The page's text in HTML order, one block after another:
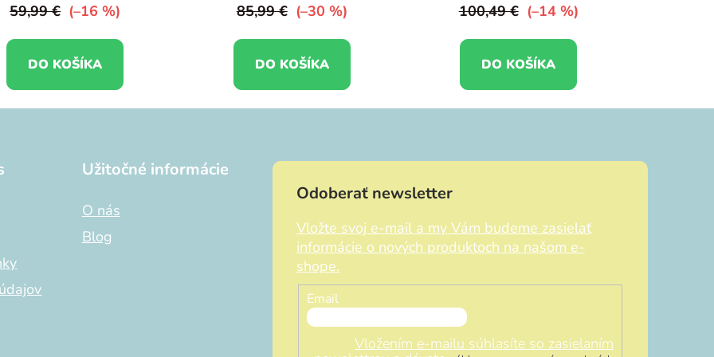
59,99 € (–16 %)
DO KOŠÍKA
85,99 € (–30 %)
DO KOŠÍKA
100,49 € (–14 %)
DO KOŠÍKA
Užitočné informácie
O nás
Blog
Odoberať newsletter
Vložte svoj e-mail a my Vám budeme zasielať
informácie o nových produktoch na našom e-
shope.
Email
Vložením e-mailu súhlasíte so zasielaním